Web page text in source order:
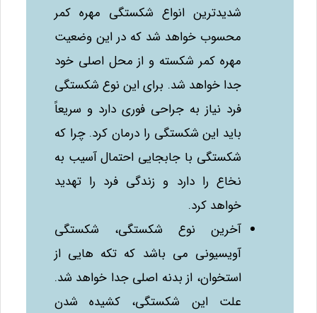
شدیدترین انواع شکستگی مهره کمر
محسوب خواهد شد که در این وضعیت
مهره کمر شکسته و از محل اصلی خود
جدا خواهد شد. برای این نوع شکستگی
فرد نیاز به جراحی فوری دارد و سریعاً
باید این شکستگی را درمان کرد. چرا که
شکستگی با جابجایی احتمال آسیب به
نخاع را دارد و زندگی فرد را تهدید
خواهد کرد.
آخرین نوع شکستگی، شکستگی
آویسیونی می‌ باشد که تکه‌ هایی از
استخوان، از بدنه اصلی جدا خواهد شد.
علت این شکستگی، کشیده شدن